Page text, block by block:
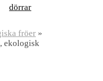
dörrar
fröer »
ekologisk